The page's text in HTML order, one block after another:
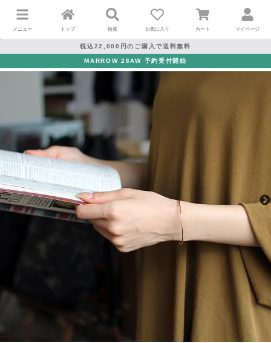
メニュー トップ 検索 お気に入り カート マイページ
税込22,000円のご購入で送料無料
MARROW 26AW 予約受付開始